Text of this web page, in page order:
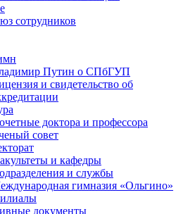
сотрудников
Путин о СПбГУП
и свидетельство об
доктора и профессора
совет
и кафедры
и службы
гимназия «Ольгино»
документы